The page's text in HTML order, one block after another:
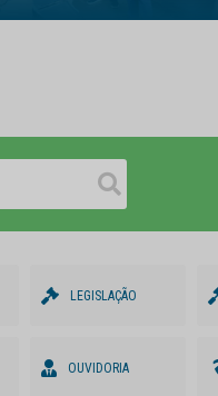
LEGISLAÇÃO
OUVIDORIA